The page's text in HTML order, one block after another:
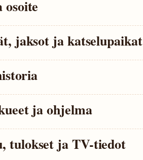
jaksot ja katselupaikat
ja ohjelma
tulokset ja TV-tiedot